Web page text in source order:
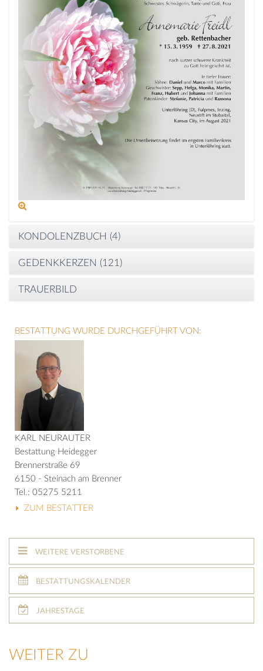
KONDOLENZBUCH (4)
GEDENKKERZEN (121 )
TRAUERBILD
BESTATTUNG WURDE DURCHGEFÜHRT VON:
KARL NEURAUTER
Bestattung Heidegger
Brennerstraße 69
6150 - Steinach am Brenner
Tel.: 05275 5211
ZUM BESTATTER
WEITERE VERSTORBENE
BESTATTUNGSKALENDER
JAHRESTAGE
WEITER ZU